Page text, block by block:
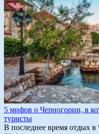
5 мифов о Черногории, в
туристы
В последнее время отдых в